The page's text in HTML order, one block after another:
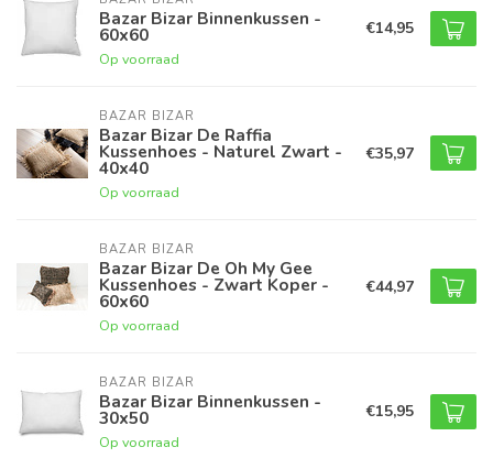
Bazar Bizar Binnenkussen -
60x60
Op voorraad
€14,95
BAZAR BIZAR
Bazar Bizar De Raffia
Kussenhoes - Naturel Zwart -
40x40
Op voorraad
€35,97
BAZAR BIZAR
Bazar Bizar De Oh My Gee
Kussenhoes - Zwart Koper -
60x60
Op voorraad
€44,97
BAZAR BIZAR
Bazar Bizar Binnenkussen -
30x50
Op voorraad
€15,95